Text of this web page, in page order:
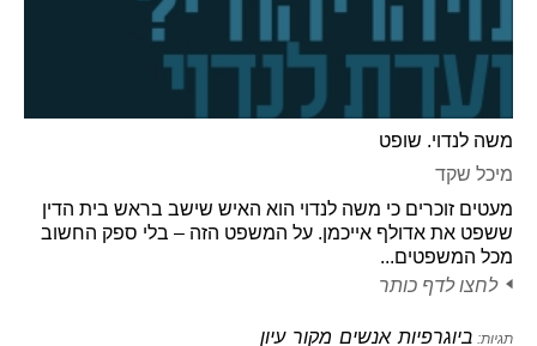
משה לנדוי. שופט
מיכל שקד
מעטים זוכרים כי משה לנדוי הוא האיש שישב בראש בית הדין
ששפט את אדולף אייכמן. על המשפט הזה – בלי ספק החשוב
מכל המשפטים...
לחצו לדף כותר
תגיות: ביוגרפיות אנשים מקור עיון